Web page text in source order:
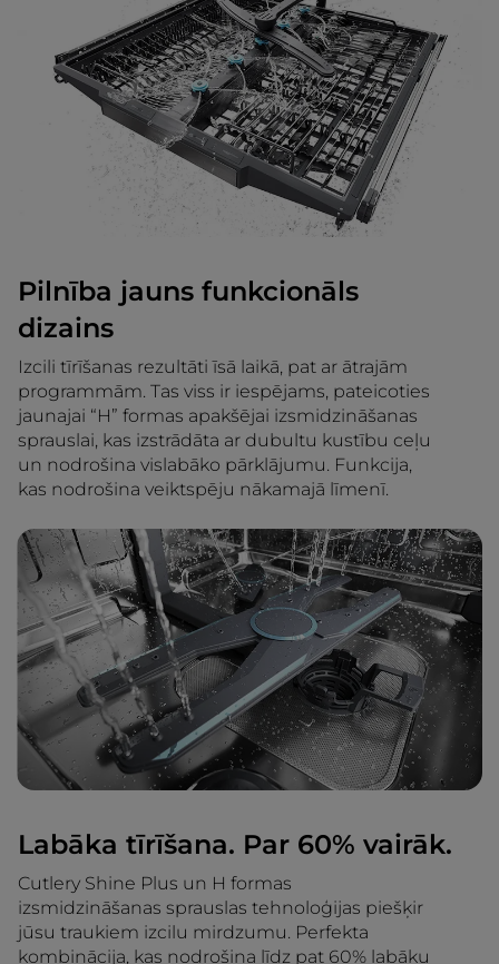
Pilnība jauns funkcionāls
dizains
Izcili tīrīšanas rezultāti īsā laikā, pat ar ātrajām
programmām. Tas viss ir iespējams, pateicoties
jaunajai “H” formas apakšējai izsmidzināšanas
sprauslai, kas izstrādāta ar dubultu kustību ceļu
un nodrošina vislabāko pārklājumu. Funkcija,
kas nodrošina veiktspēju nākamajā līmenī.
Labāka tīrīšana. Par 60% vairāk.
Cutlery Shine Plus un H formas
izsmidzināšanas sprauslas tehnoloģijas piešķir
jūsu traukiem izcilu mirdzumu. Perfekta
kombinācija, kas nodrošina līdz pat 60% labāku